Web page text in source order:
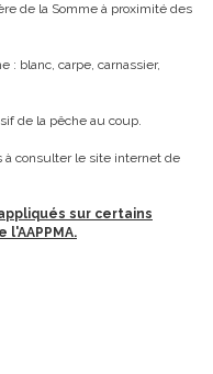
de la Somme à proximité des
: blanc, carpe, carnassier,
de la pêche au coup.
consulter le site internet de
sur certains